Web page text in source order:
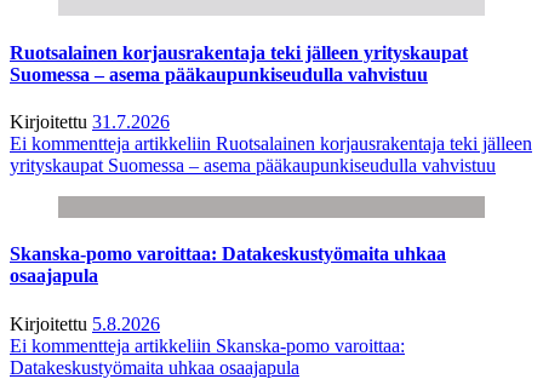
Ruotsalainen korjausrakentaja teki jälleen yrityskaupat
Suomessa – asema pääkaupunkiseudulla vahvistuu
Kirjoitettu 31.7.2026
Ei kommentteja artikkeliin Ruotsalainen korjausrakentaja teki jälleen
yrityskaupat Suomessa – asema pääkaupunkiseudulla vahvistuu
Skanska-pomo varoittaa: Datakeskustyömaita uhkaa
osaajapula
Kirjoitettu 5.8.2026
Ei kommentteja artikkeliin Skanska-pomo varoittaa:
Datakeskustyömaita uhkaa osaajapula